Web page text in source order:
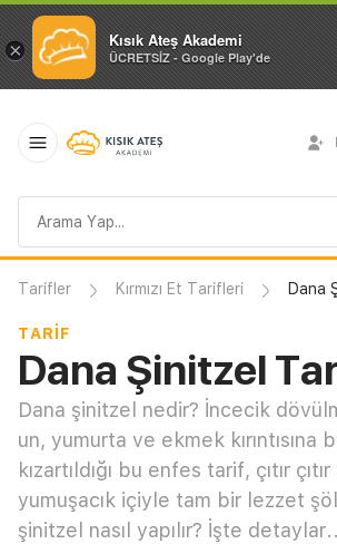
× Kısık Ateş Akademi
ÜCRETSİZ - Google Play'de
sorgusu
Tarifler Kırmızı Et Tarifleri Dana
TARIF
Dana Şinitzel
Dana şinitzel nedir? İncecik
un, yumurta ve ekmek kırıntısına
kızartıldığı bu enfes tarif, çıtır çıtır
yumuşacık içiyle tam bir lezzet
şinitzel nasıl yapılır? İşte